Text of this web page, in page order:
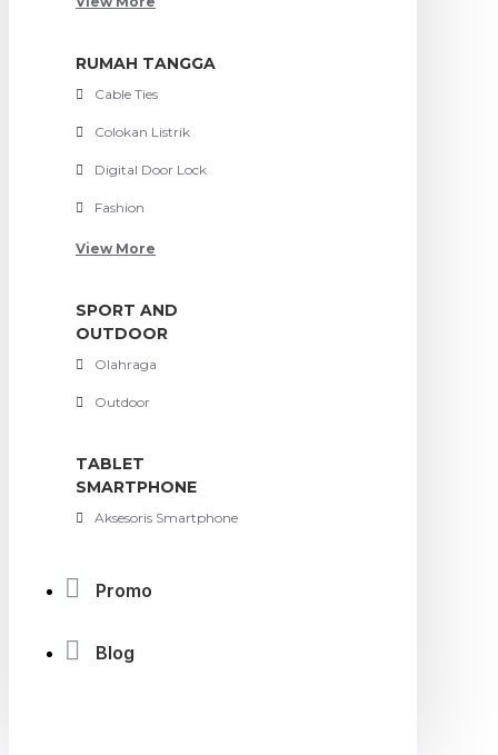
RUMAH TANGGA
Cable Ties
Colokan Listrik
Digital Door Lock
Fashion
View More
SPORT AND
OUTDOOR
Olahraga
Outdoor
TABLET
SMARTPHONE
Aksesoris Smartphone
Promo
Blog